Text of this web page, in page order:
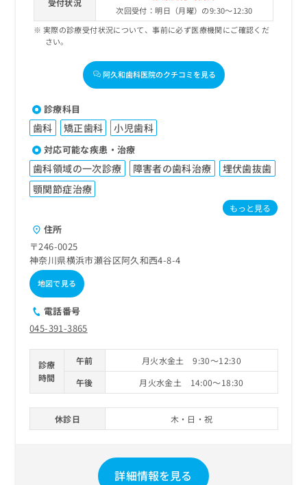
次回受付：明日（月曜）の9:30～12:30
実際の診療受付状況について、事前に必ず医療機関にご確認くだ
さい。
阿久和歯科医院のクチコミを見る
診療科目
歯科 矯正歯科 小児歯科
対応可能な疾患・治療
歯科領域の一次診療 障害者の歯科治療
埋伏歯抜歯
顎関節症治療
もっと見る
住所
〒246-0025
神奈川県横浜市瀬谷区阿久和西4-8-4
地図で見る
電話番号
045-391-3865
診療
時間
午前
月火水金土 9:30～12:30
午後
月火水金土 14:00～18:30
休診日 木・日・祝
詳細情報を見る